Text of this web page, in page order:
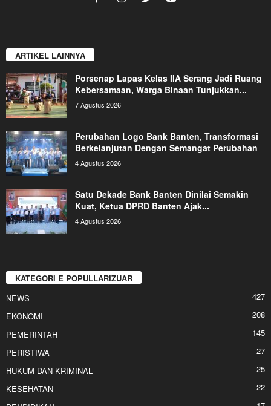
ARTIKEL LAINNYA
Porsenap Lapas Kelas IIA Serang Jadi Ruang
Kebersamaan, Warga Binaan Tunjukkan...
7 Agustus 2026
Perubahan Logo Bank Banten, Transformasi
Berkelanjutan Dengan Semangat Perubahan
4 Agustus 2026
Satu Dekade Bank Banten Dinilai Semakin
Kuat, Ketua DPRD Banten Ajak...
4 Agustus 2026
KATEGORI E POPULLARIZUAR
NEWS
427
EKONOMI
208
PEMERINTAH
145
PERISTIWA
27
HUKUM DAN KRIMINAL
25
KESEHATAN
22